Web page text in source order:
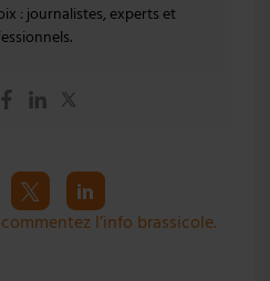
: journalistes, experts et
l’info brassicole.